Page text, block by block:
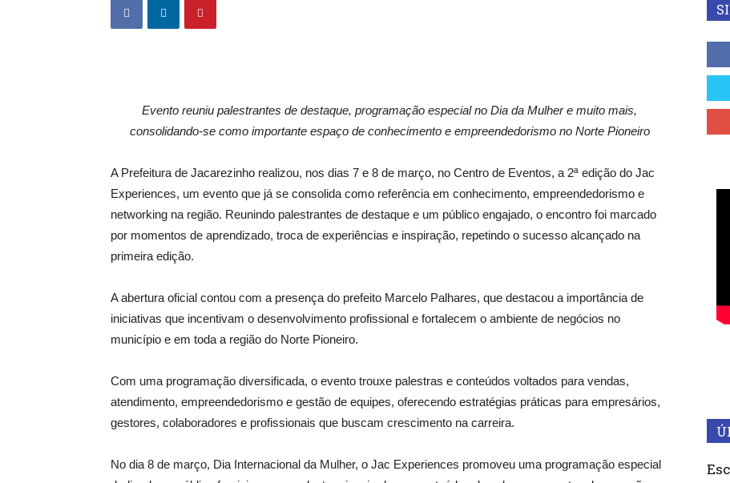
Evento reuniu palestrantes de destaque, programação especial no Dia da Mulher e muito mais,
consolidando-se como importante espaço de conhecimento e empreendedorismo no Norte Pioneiro
A Prefeitura de Jacarezinho realizou, nos dias 7 e 8 de março, no Centro de Eventos, a 2ª edição do Jac
Experiences, um evento que já se consolida como referência em conhecimento, empreendedorismo e
networking na região. Reunindo palestrantes de destaque e um público engajado, o encontro foi marcado
por momentos de aprendizado, troca de experiências e inspiração, repetindo o sucesso alcançado na
primeira edição.
A abertura oficial contou com a presença do prefeito Marcelo Palhares, que destacou a importância de
iniciativas que incentivam o desenvolvimento profissional e fortalecem o ambiente de negócios no
município e em toda a região do Norte Pioneiro.
Com uma programação diversificada, o evento trouxe palestras e conteúdos voltados para vendas,
atendimento, empreendedorismo e gestão de equipes, oferecendo estratégias práticas para empresários,
gestores, colaboradores e profissionais que buscam crescimento na carreira.
No dia 8 de março, Dia Internacional da Mulher, o Jac Experiences promoveu uma programação especial